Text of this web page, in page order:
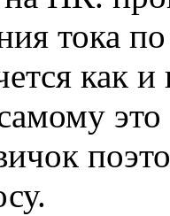
тока
как
это